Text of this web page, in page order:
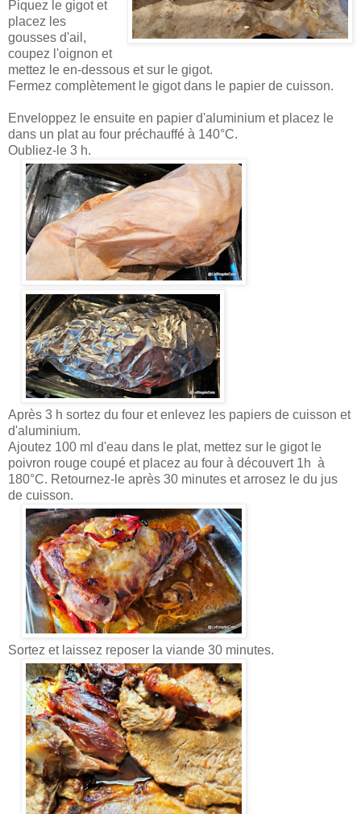
Piquez le gigot et
placez les
gousses d'ail,
coupez l'oignon et
mettez le en-dessous et sur le gigot.
Fermez complètement le gigot dans le papier de cuisson.
Enveloppez le ensuite en papier d'aluminium et placez le
dans un plat au four préchauffé à 140°C.
Oubliez-le 3 h.
Après 3 h sortez du four et enlevez les papiers de cuisson et
d'aluminium.
Ajoutez 100 ml d'eau dans le plat, mettez sur le gigot le
poivron rouge coupé et placez au four à découvert 1h à
180°C. Retournez-le après 30 minutes et arrosez le du jus
de cuisson.
Sortez et laissez reposer la viande 30 minutes.